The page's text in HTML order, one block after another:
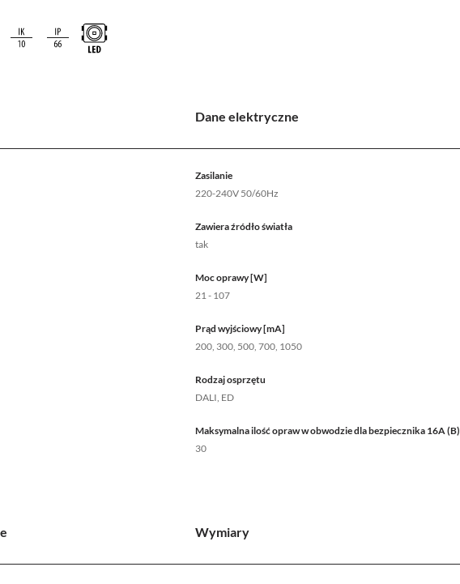
Dane elektryczne
Zasilanie
220-240V 50/60Hz
Zawiera źródło światła
tak
Moc oprawy [W]
21 - 107
Prąd wyjściowy [mA]
200, 300, 500, 700, 1050
Rodzaj osprzętu
DALI, ED
Maksymalna ilość opraw w obwodzie dla bezpiecznika 16A (B)
30
Wymiary